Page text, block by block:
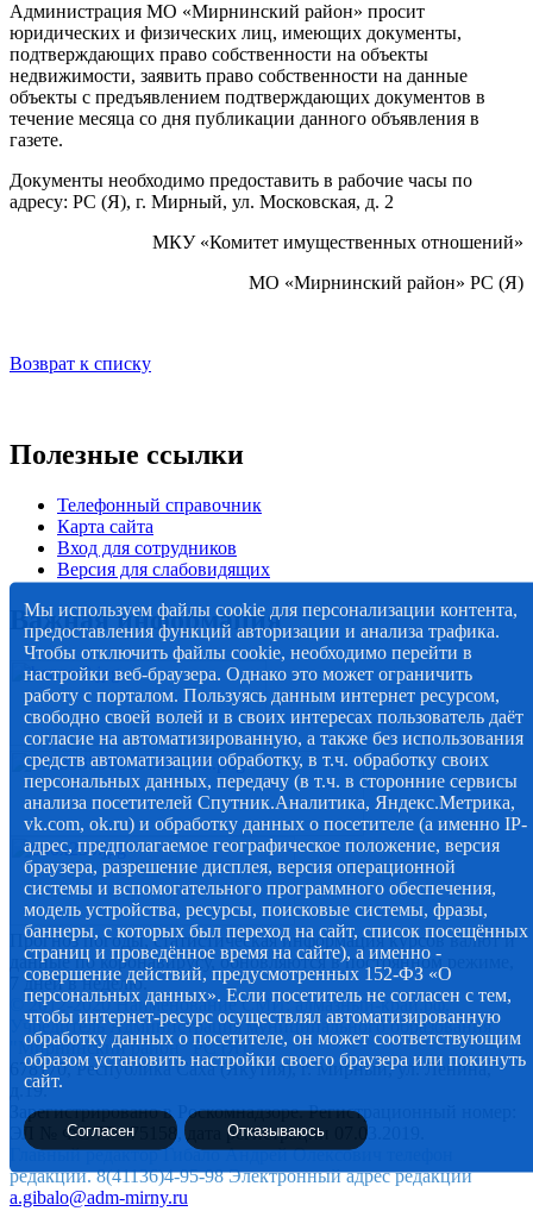
Администрация МО «Мирнинский район» просит
юридических и физических лиц, имеющих документы,
подтверждающих право собственности на объекты
недвижимости, заявить право собственности на данные
объекты с предъявлением подтверждающих документов в
течение месяца со дня публикации данного объявления в
газете.
Документы необходимо предоставить в рабочие часы по
адресу: РС (Я), г. Мирный, ул. Московская, д. 2
МКУ «Комитет имущественных отношений»
МО «Мирнинский район» РС (Я)
Возврат к списку
Полезные ссылки
Телефонный справочник
Карта сайта
Вход для сотрудников
Версия для слабовидящих
Важная информация
Прогноз погоды, статистическая информация курсов валют и
данные по коронавирусу, обновляются в постоянном режиме,
7 дней в неделю.
© 2012-2020 Наименование СМИ: алмазный-край.рф.
Учредитель Администрация муниципального образования
"Мирнинский район" РС (Я)
678170, Республика Саха (Якутия), г. Мирный, ул. Ленина,
д.19.
Зарегистрировано в Роскомнадзоре. Регистрационный номер:
ЭЛ № ФС 77 - 75158, дата регистрации 07.03.2019.
Главный редактор Гибало Андрей Олексович телефон
редакции. 8(41136)4-95-98 Электронный адрес редакции
a.gibalo@adm-mirny.ru
Мы используем файлы cookie для персонализации контента,
предоставления функций авторизации и анализа трафика.
Чтобы отключить файлы cookie, необходимо перейти в
настройки веб-браузера. Однако это может ограничить
работу с порталом. Пользуясь данным интернет ресурсом,
свободно своей волей и в своих интересах пользователь даёт
согласие на автоматизированную, а также без использования
средств автоматизации обработку, в т.ч. обработку своих
персональных данных, передачу (в т.ч. в сторонние сервисы
анализа посетителей Спутник.Аналитика, Яндекс.Метрика,
vk.com, ok.ru) и обработку данных о посетителе (а именно IP-
адрес, предполагаемое географическое положение, версия
браузера, разрешение дисплея, версия операционной
системы и вспомогательного программного обеспечения,
модель устройства, ресурсы, поисковые системы, фразы,
баннеры, с которых был переход на сайт, список посещённых
страниц и проведённое время на сайте), а именно -
совершение действий, предусмотренных 152-ФЗ «О
персональных данных». Если посетитель не согласен с тем,
чтобы интернет-ресурс осуществлял автоматизированную
обработку данных о посетителе, он может соответствующим
образом установить настройки своего браузера или покинуть
сайт.
Согласен Отказываюсь